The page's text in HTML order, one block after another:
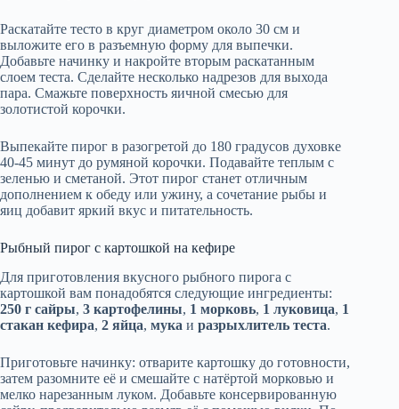
Раскатайте тесто в круг диаметром около 30 см и
выложите его в разъемную форму для выпечки.
Добавьте начинку и накройте вторым раскатанным
слоем теста. Сделайте несколько надрезов для выхода
пара. Смажьте поверхность яичной смесью для
золотистой корочки.
Выпекайте пирог в разогретой до 180 градусов духовке
40-45 минут до румяной корочки. Подавайте теплым с
зеленью и сметаной. Этот пирог станет отличным
дополнением к обеду или ужину, а сочетание рыбы и
яиц добавит яркий вкус и питательность.
Рыбный пирог с картошкой на кефире
Для приготовления вкусного рыбного пирога с
картошкой вам понадобятся следующие ингредиенты:
250 г сайры, 3 картофелины, 1 морковь, 1 луковица, 1
стакан кефира, 2 яйца, мука и разрыхлитель теста.
Приготовьте начинку: отварите картошку до готовности,
затем разомните её и смешайте с натёртой морковью и
мелко нарезанным луком. Добавьте консервированную